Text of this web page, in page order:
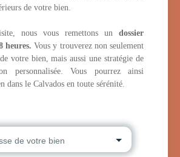
de votre bien.
nous vous remettons un dossier
heures. Vous y trouverez non seulement
votre bien, mais aussi une stratégie de
personnalisée. Vous pourrez ainsi
dans le Calvados en toute sérénité.
de votre bien